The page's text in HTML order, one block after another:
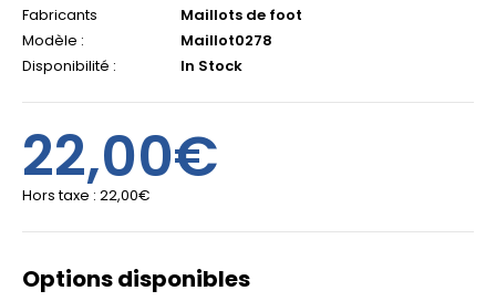
Fabricants
Maillots de foot
Modèle :
Maillot0278
Disponibilité :
In Stock
22,00€
Hors taxe : 22,00€
Options disponibles